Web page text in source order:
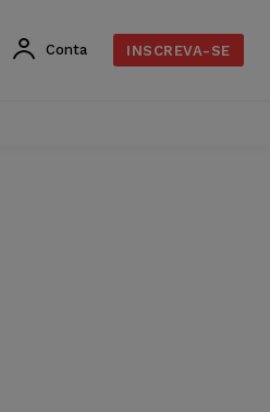
Conta INSCREVA-SE